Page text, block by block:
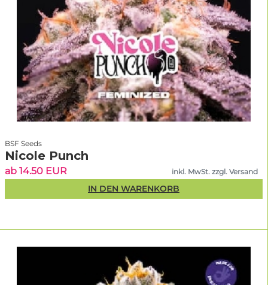
BSF Seeds
Nicole Punch
ab 14.50 EUR inkl. MwSt. zzgl. Versand
IN DEN WARENKORB